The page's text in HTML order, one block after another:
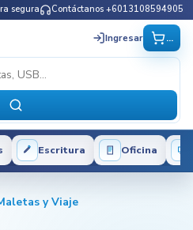
segura Contáctanos +6013108594905
Ingresar ...
Escritura Oficina
y Viaje